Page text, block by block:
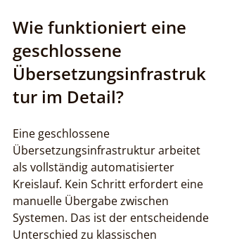
Wie funktioniert eine
geschlossene
Übersetzungsinfrastruk
tur im Detail?
Eine geschlossene
Übersetzungsinfrastruktur arbeitet
als vollständig automatisierter
Kreislauf. Kein Schritt erfordert eine
manuelle Übergabe zwischen
Systemen. Das ist der entscheidende
Unterschied zu klassischen